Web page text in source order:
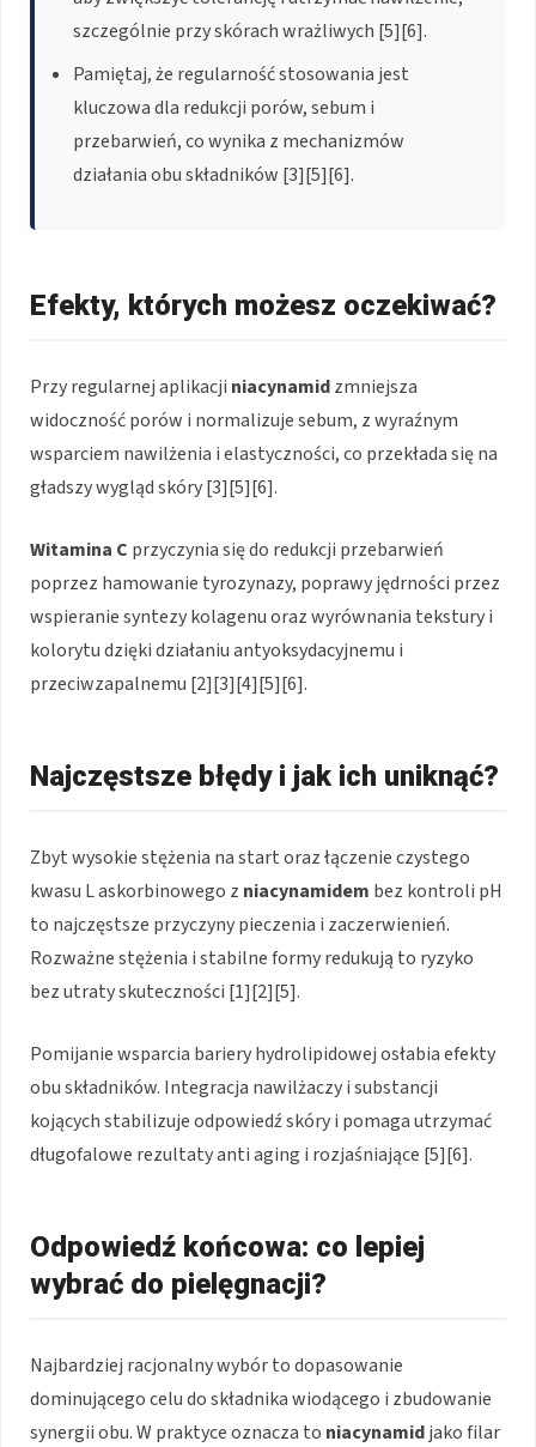
szczególnie przy skórach wrażliwych [5][6].
Pamiętaj, że regularność stosowania jest
kluczowa dla redukcji porów, sebum i
przebarwień, co wynika z mechanizmów
działania obu składników [3][5][6].
Efekty, których możesz oczekiwać?
Przy regularnej aplikacji niacynamidzmniejsza
widoczność porów i normalizuje sebum, z wyraźnym
wsparciem nawilżenia i elastyczności, co przekłada się na
gładszy wygląd skóry [3][5][6].
Witamina C przyczynia się do redukcji przebarwień
poprzez hamowanie tyrozynazy, poprawy jędrności przez
wspieranie syntezy kolagenu oraz wyrównania tekstury i
kolorytu dzięki działaniu antyoksydacyjnemu i
przeciwzapalnemu [2][3][4][5][6].
Najczęstsze błędy i jak ich uniknąć?
Zbyt wysokie stężenia na start oraz łączenie czystego
kwasu L askorbinowego z niacynamidem bez kontroli pH
to najczęstsze przyczyny pieczenia i zaczerwienień.
Rozważne stężenia i stabilne formy redukują to ryzyko
bez utraty skuteczności [1][2][5].
Pomijanie wsparcia bariery hydrolipidowej osłabia efekty
obu składników. Integracja nawilżaczy i substancji
kojących stabilizuje odpowiedź skóry i pomaga utrzymać
długofalowe rezultaty anti aging i rozjaśniające [5][6].
Odpowiedź końcowa: co lepiej
wybrać do pielęgnacji?
Najbardziej racjonalny wybór to dopasowanie
dominującego celu do składnika wiodącego i zbudowanie
synergii obu. W praktyce oznacza to niacynamidjako filar